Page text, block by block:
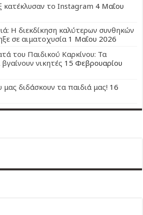
κατέκλυσαν το Instagram 4 Μαΐου
Η διεκδίκηση καλύτερων συνθηκών
σε αιματοχυσία 1 Μαΐου 2026
του Παιδικού Καρκίνου: Τα
νικητές 15 Φεβρουαρίου
διδάσκουν τα παιδιά μας! 16